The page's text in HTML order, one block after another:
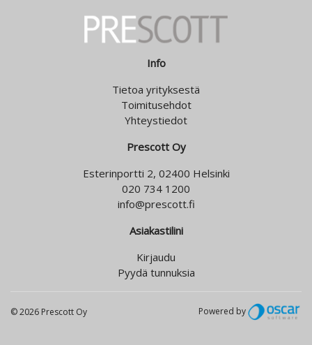
Info
Tietoa yrityksestä
Toimitusehdot
Yhteystiedot
Prescott Oy
Esterinportti 2, 02400 Helsinki
020 734 1200
info@prescott.fi
Asiakastilini
Kirjaudu
Pyydä tunnuksia
© 2026 Prescott Oy Powered by